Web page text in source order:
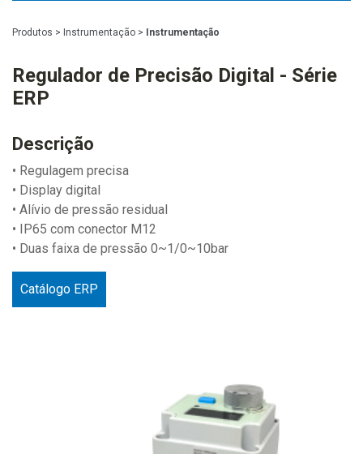
Produtos > Instrumentação > Instrumentação
Regulador de Precisão Digital - Série
ERP
Descrição
• Regulagem precisa
• Display digital
• Alívio de pressão residual
• IP65 com conector M12
• Duas faixa de pressão 0~1/0~10bar
Catálogo ERP